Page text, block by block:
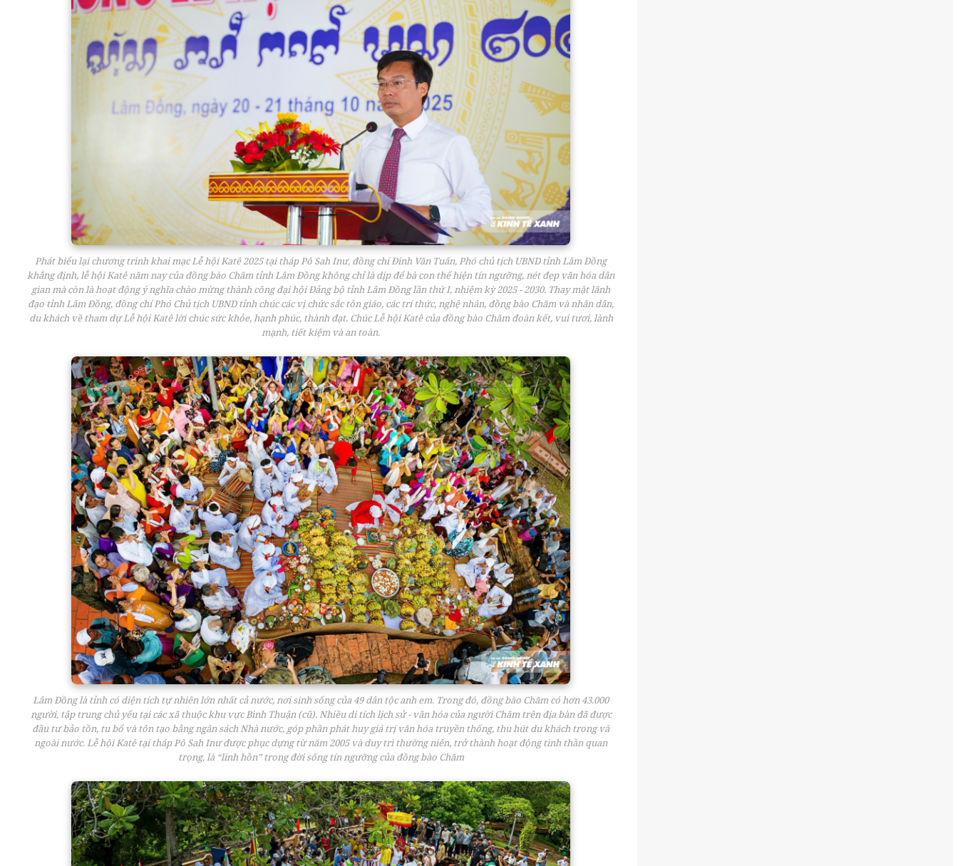
Phát biểu lại chương trình khai mạc Lễ hội Katê 2025 tại tháp Pô Sah Inư, đồng chí Đinh Văn Tuấn, Phó chủ tịch UBND tỉnh Lâm Đồng
khẳng định, lễ hội Katê năm nay của đồng bào Chăm tỉnh Lâm Đồng không chỉ là dịp để bà con thể hiện tín ngưỡng, nét đẹp văn hóa dân
gian mà còn là hoạt động ý nghĩa chào mừng thành công đại hội Đảng bộ tỉnh Lâm Đồng lần thứ I, nhiệm kỳ 2025 - 2030. Thay mặt lãnh
đạo tỉnh Lâm Đồng, đồng chí Phó Chủ tịch UBND tỉnh chúc các vị chức sắc tôn giáo, các trí thức, nghệ nhân, đồng bào Chăm và nhân dân,
du khách về tham dự Lễ hội Katê lời chúc sức khỏe, hạnh phúc, thành đạt. Chúc Lễ hội Katê của đồng bào Chăm đoàn kết, vui tươi, lành
mạnh, tiết kiệm và an toàn.
Lâm Đồng là tỉnh có diện tích tự nhiên lớn nhất cả nước, nơi sinh sống của 49 dân tộc anh em. Trong đó, đồng bào Chăm có hơn 43.000
người, tập trung chủ yếu tại các xã thuộc khu vực Bình Thuận (cũ). Nhiều di tích lịch sử - văn hóa của người Chăm trên địa bàn đã được
đầu tư bảo tồn, tu bổ và tôn tạo bằng ngân sách Nhà nước, góp phần phát huy giá trị văn hóa truyền thống, thu hút du khách trong và
ngoài nước. Lễ hội Katê tại tháp Pô Sah Inư được phục dựng từ năm 2005 và duy trì thường niên, trở thành hoạt động tinh thần quan
trọng, là “linh hồn” trong đời sống tín ngưỡng của đồng bào Chăm